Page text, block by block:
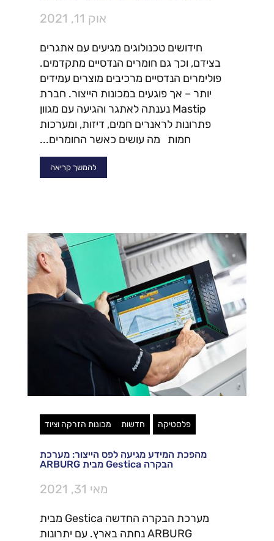
אוק 11, 2021
חידושים טכנולוגים מגיעים עם אתגרים
בצידם, וכך גם חומרים הנדסיים מתקדמים.
פולימרים הנדסיים מרכיבים מוצרים עמידים
יותר – אך פוגעים במכונות הייצור. חברת
Mastip נענתה לאתגר והגיעה עם מגוון
פתרונות לראנרים חמים, דיזות, ומערכות
חמות מה עושים כאשר החומרים...
להמשך קריאה
פלסטיקה חדשות מכונות הזרקה וציוד
מהפכת המידע מגיעה לפס הייצור: מערכת
הבקרה Gestica מבית ARBURG
מאי 31, 2021
מערכת הבקרה החדשה Gestica מבית
ARBURG נחתה בארץ. עם יתרונות